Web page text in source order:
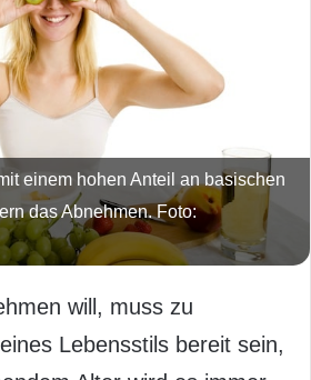
einem hohen Anteil an basischen
das Abnehmen. Foto:
will, muss zu
Lebensstils bereit sein,